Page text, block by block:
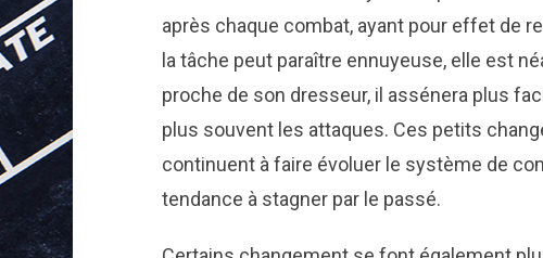
après chaque combat, ayant pour effet de
la tâche peut paraître ennuyeuse, elle est
proche de son dresseur, il assénera plus
plus souvent les attaques. Ces petits
continuent à faire évoluer le système de
tendance à stagner par le passé.